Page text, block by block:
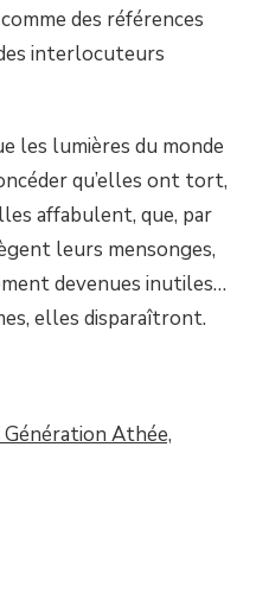
des références
interlocuteurs
les lumières du monde
qu’elles ont tort,
affabulent, que, par
leurs mensonges,
devenues inutiles…
elles disparaîtront.
Génération Athée,